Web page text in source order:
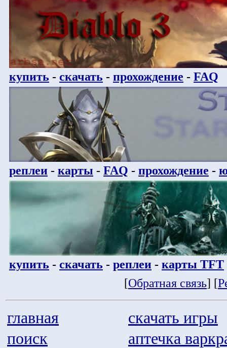
купить - скачать - прохождение - FAQ
реплеи - карты - FAQ - прохождение -
купить - скачать - реплеи - карты TFT
[Обратная связь] [
главная
скачать игры
поиск
аптечка